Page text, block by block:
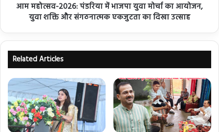
आम महोत्सव-2026: पंडरिया में भाजपा युवा मोर्चा का आयोजन,
युवा शक्ति और संगठनात्मक एकजुटता का दिखा उत्साह
Related Articles